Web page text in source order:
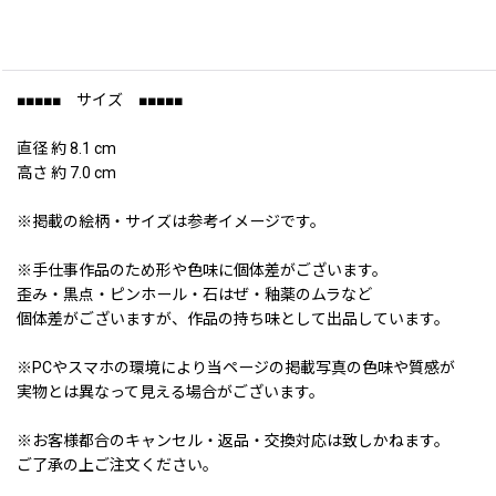
■■■■■ サイズ ■■■■■
直径 約 8.1 cm
高さ 約 7.0 cm
※掲載の絵柄・サイズは参考イメージです。
※手仕事作品のため形や色味に個体差がございます。
歪み・黒点・ピンホール・石はぜ・釉薬のムラなど
個体差がございますが、作品の持ち味として出品しています。
※PCやスマホの環境により当ページの掲載写真の色味や質感が
実物とは異なって見える場合がございます。
※お客様都合のキャンセル・返品・交換対応は致しかねます。
ご了承の上ご注文ください。